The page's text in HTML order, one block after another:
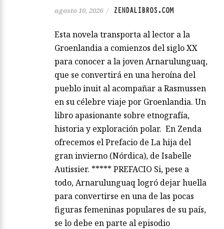
agosto 10, 2026 / ZENDALIBROS.COM
Esta novela transporta al lector a la
Groenlandia a comienzos del siglo XX
para conocer a la joven Arnarulunguaq,
que se convertirá en una heroína del
pueblo inuit al acompañar a Rasmussen
en su célebre viaje por Groenlandia. Un
libro apasionante sobre etnografía,
historia y exploración polar. En Zenda
ofrecemos el Prefacio de La hija del
gran invierno (Nórdica), de Isabelle
Autissier. ***** PREFACIO Si, pese a
todo, Arnarulunguaq logró dejar huella
para convertirse en una de las pocas
figuras femeninas populares de su país,
se lo debe en parte al episodio